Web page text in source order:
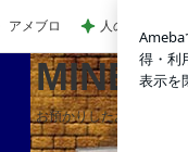
アメブロ 人の存在を感
お預かりしたお客様の車